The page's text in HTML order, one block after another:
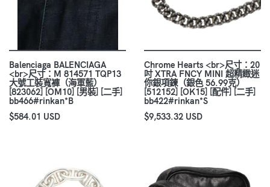
Balenciaga BALENCIAGA
<br>尺寸：M 814571 TQP13
大號工裝寬褲（海軍藍）
[823062] [OM10] [男裝] [二手]
bb466#rinkan*B
$584.01 USD
Chrome Hearts <br>尺寸：20
吋 XTRA FNCY MINI 超精緻迷
你銀項鍊（銀色 56.99克）
[512152] [OK15] [配件] [二手]
bb422#rinkan*S
$9,533.32 USD